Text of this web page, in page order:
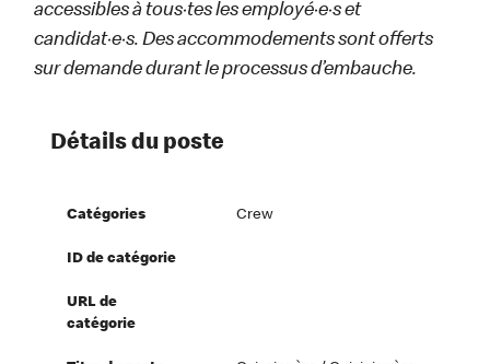
accessibles à tous·tes les employé·e·s et
candidat·e·s. Des accommodements sont offerts
sur demande durant le processus d’embauche.
Détails du poste
Catégories Crew
ID de catégorie
URL de
catégorie